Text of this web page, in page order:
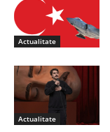
Actualitate
Actualitate